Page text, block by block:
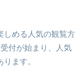
しめる人気の観覧方
付が始まり、人気
ます。